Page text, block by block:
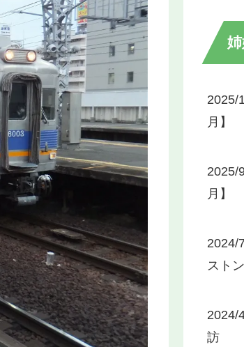
2025/
月】
2025/
月】
2024/
スト
2024/
訪